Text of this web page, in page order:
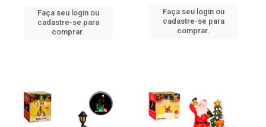
Faça seu login ou
cadastre-se para
comprar.
Faça seu login ou
cadastre-se para
comprar.